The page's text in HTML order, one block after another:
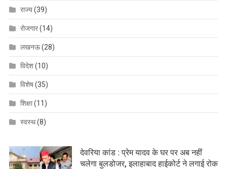
राज्य(39)
रोजगार(14)
लखनऊ(28)
विदेश(10)
विशेष(35)
शिक्षा(11)
स्वस्थ(8)
देवरिया कांड : प्रेम यादव के घर पर अब नहीं
चलेगा बुलडोजर, इलाहाबाद हाईकोर्ट ने लगाई रोक